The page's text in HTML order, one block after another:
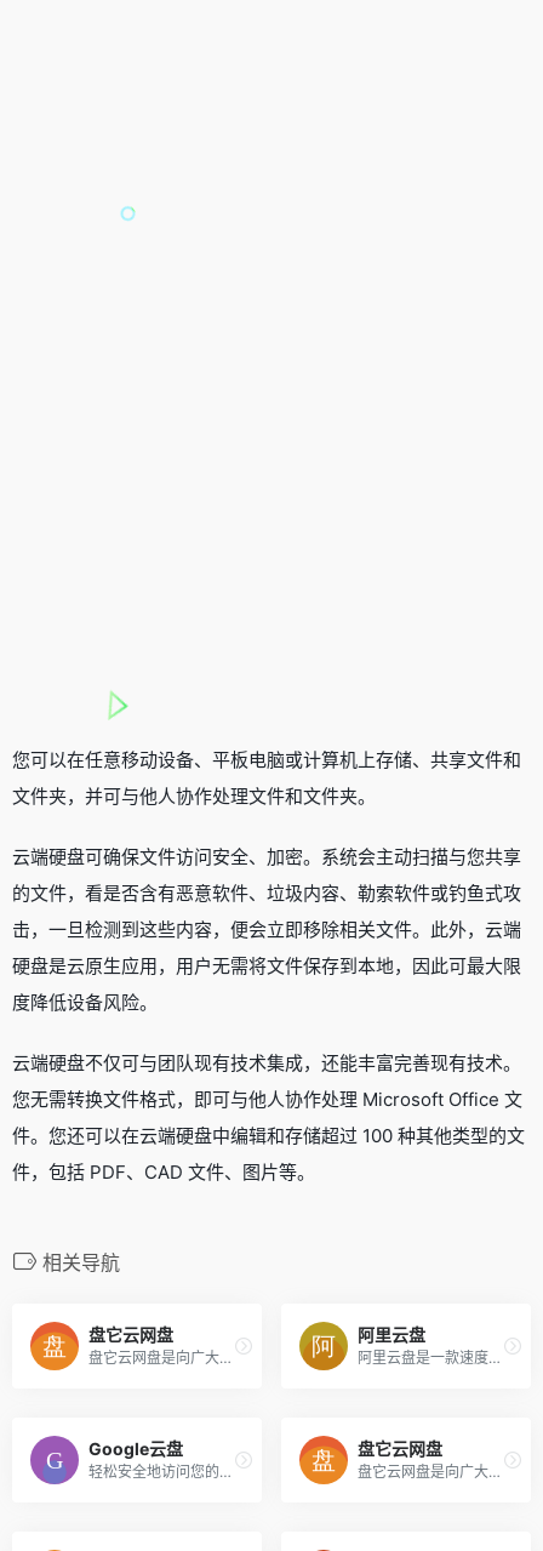
您可以在任意移动设备、平板电脑或计算机上存储、共享文件和
文件夹，并可与他人协作处理文件和文件夹。
云端硬盘可确保文件访问安全、加密。系统会主动扫描与您共享
的文件，看是否含有恶意软件、垃圾内容、勒索软件或钓鱼式攻
击，一旦检测到这些内容，便会立即移除相关文件。此外，云端
硬盘是云原生应用，用户无需将文件保存到本地，因此可最大限
度降低设备风险。
云端硬盘不仅可与团队现有技术集成，还能丰富完善现有技术。
您无需转换文件格式，即可与他人协作处理 Microsoft Office 文
件。您还可以在云端硬盘中编辑和存储超过 100 种其他类型的文
件，包括 PDF、CAD 文件、图片等。
相关导航
盘它云网盘
盘它云网盘是向广大用户提供上传空间和技术的信息存储空间服务平台。
阿里云盘
阿里云盘是一款速度快的个人网盘
Google云盘
轻松安全地访问您的所有内容
盘它云网盘
盘它云网盘是向广大用户提供上传空间和技术的信息存储空间服务平台。